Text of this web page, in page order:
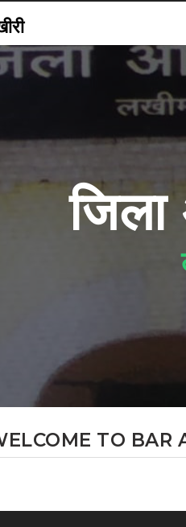
TO BAR